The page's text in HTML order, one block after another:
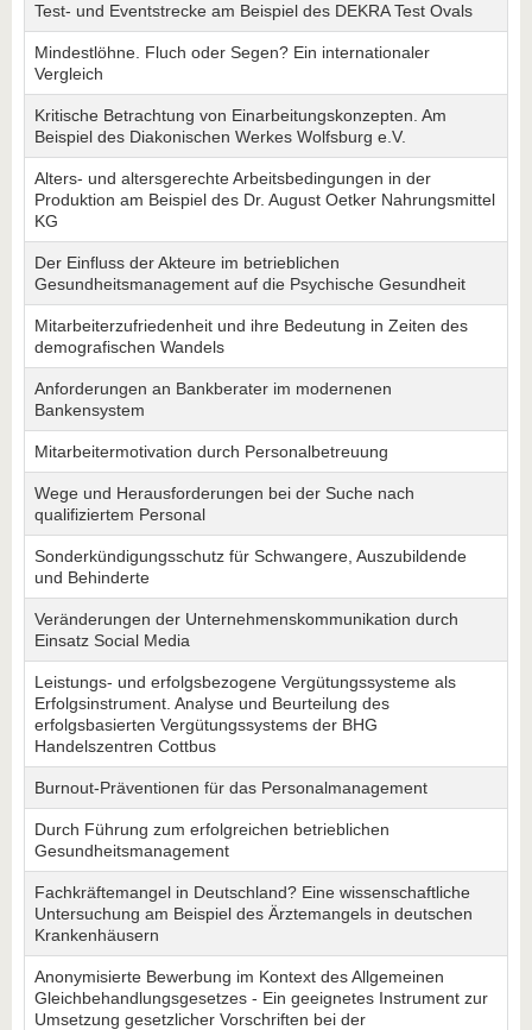
Test- und Eventstrecke am Beispiel des DEKRA Test Ovals
Mindestlöhne. Fluch oder Segen? Ein internationaler
Vergleich
Kritische Betrachtung von Einarbeitungskonzepten. Am
Beispiel des Diakonischen Werkes Wolfsburg e.V.
Alters- und altersgerechte Arbeitsbedingungen in der
Produktion am Beispiel des Dr. August Oetker Nahrungsmittel
KG
Der Einfluss der Akteure im betrieblichen
Gesundheitsmanagement auf die Psychische Gesundheit
Mitarbeiterzufriedenheit und ihre Bedeutung in Zeiten des
demografischen Wandels
Anforderungen an Bankberater im modernenen
Bankensystem
Mitarbeitermotivation durch Personalbetreuung
Wege und Herausforderungen bei der Suche nach
qualifiziertem Personal
Sonderkündigungsschutz für Schwangere, Auszubildende
und Behinderte
Veränderungen der Unternehmenskommunikation durch
Einsatz Social Media
Leistungs- und erfolgsbezogene Vergütungssysteme als
Erfolgsinstrument. Analyse und Beurteilung des
erfolgsbasierten Vergütungssystems der BHG
Handelszentren Cottbus
Burnout-Präventionen für das Personalmanagement
Durch Führung zum erfolgreichen betrieblichen
Gesundheitsmanagement
Fachkräftemangel in Deutschland? Eine wissenschaftliche
Untersuchung am Beispiel des Ärztemangels in deutschen
Krankenhäusern
Anonymisierte Bewerbung im Kontext des Allgemeinen
Gleichbehandlungsgesetzes - Ein geeignetes Instrument zur
Umsetzung gesetzlicher Vorschriften bei der